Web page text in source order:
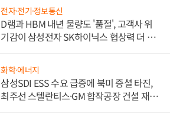
전자·전기·정보통신
D램과 HBM 내년 물량도 '품절', 고객사 위
기감이 삼성전자 SK하이닉스 협상력 더 키
화학·에너지
삼성SDI ESS 수요 급증에 북미 증설 타진,
최주선 스텔란티스·GM 합작공장 건설 재추